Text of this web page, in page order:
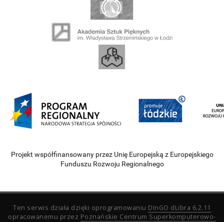
Projekt współfinansowany przez Unię Europejską z Europejskiego
Funduszu Rozwoju Regionalnego
Ten serwis działa dzięki oprogramowaniu DInGO dLibra 6.2.11
opracowanemu przez Poznańskie Centrum Superkomputerowo-